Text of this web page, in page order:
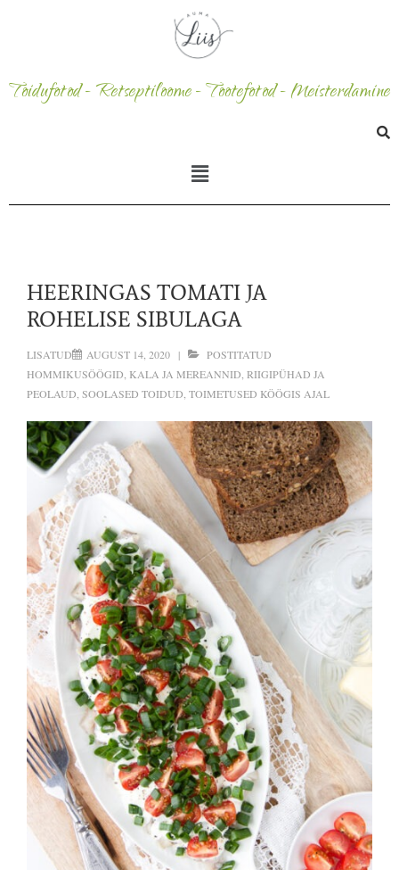
Toidufotod - Retseptiloome - Tootefotod - Meisterdamine
HEERINGAS TOMATI JA
ROHELISE SIBULAGA
LISATUD AUGUST 14, 2020
POSTITATUD
HOMMIKUSÖÖGID, KALA JA MEREANNID, RIIGIPÜHAD JA
PEOLAUD, SOOLASED TOIDUD, TOIMETUSED KÖÖGIS AJAL